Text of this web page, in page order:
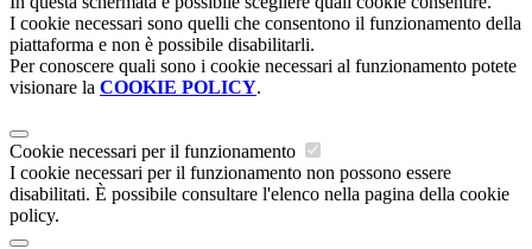
I cookie necessari sono quelli che consentono il funzionamento della
piattaforma e non è possibile disabilitarli.
Per conoscere quali sono i cookie necessari al funzionamento potete
visionare la COOKIE POLICY.
Cookie necessari per il funzionamento
I cookie necessari per il funzionamento non possono essere
disabilitati. È possibile consultare l'elenco nella pagina della cookie
policy.